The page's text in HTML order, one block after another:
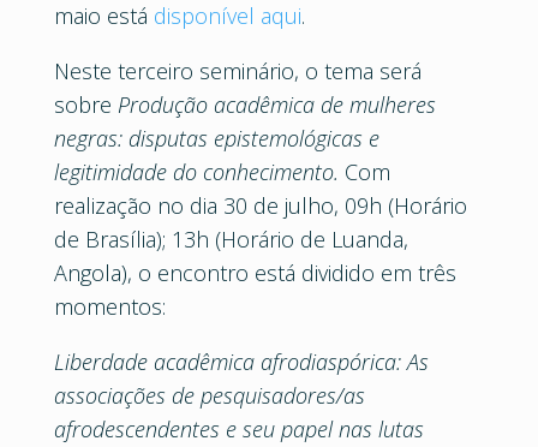
maio está disponível aqui.
Neste terceiro seminário, o tema será
sobre Produção acadêmica de mulheres
negras: disputas epistemológicas e
legitimidade do conhecimento. Com
realização no dia 30 de julho, 09h (Horário
de Brasília); 13h (Horário de Luanda,
Angola), o encontro está dividido em três
momentos:
Liberdade acadêmica afrodiaspórica: As
associações de pesquisadores/as
afrodescendentes e seu papel nas lutas